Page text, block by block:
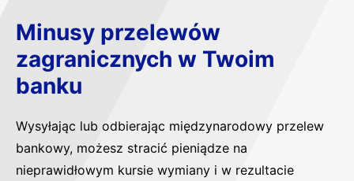
Minusy przelewów
zagranicznych w Twoim
banku
Wysyłając lub odbierając międzynarodowy przelew
bankowy, możesz stracić pieniądze na
nieprawidłowym kursie wymiany i w rezultacie